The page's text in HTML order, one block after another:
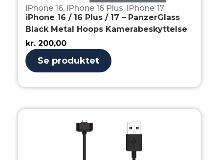
iPhone 16, iPhone 16 Plus, iPhone 17
iPhone 16 / 16 Plus / 17 – PanzerGlass
Black Metal Hoops Kamerabeskyttelse
kr. 200,00
Se produktet